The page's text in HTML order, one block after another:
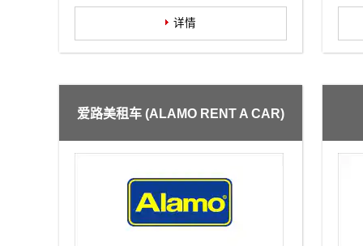
详情
爱路美租车 (ALAMO RENT A CAR)